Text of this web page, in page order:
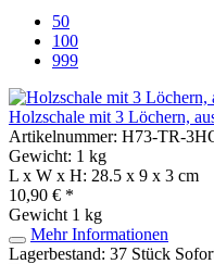
50
100
999
Holzschale mit 3 Löchern,
Artikelnummer: H73-TR-
Gewicht: 1 kg
L x W x H: 28.5 x 9 x 3 cm
10,90 € *
Gewicht 1 kg
Mehr Informationen
Lagerbestand: 37 Stück